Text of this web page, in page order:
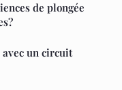
de plongée
avec un circuit